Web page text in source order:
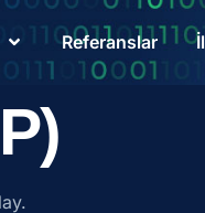
Referanslar